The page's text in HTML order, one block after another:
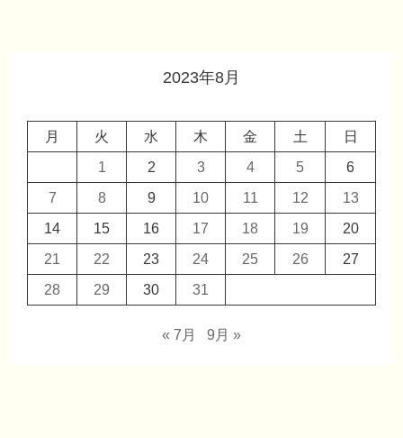
2023年8月
月 火 水 木 金 土
日
1
2 3 4 5
6
7
8 9 10 11 12
13
14
15 16 17 18 19
20
21
22 23 24 25 26
27
28
29 30 31
« 7月 9月 »